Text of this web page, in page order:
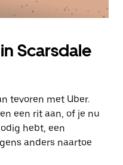
Scarsdale
tevoren met Uber.
een rit aan, of je nu
hebt, een
anders naartoe